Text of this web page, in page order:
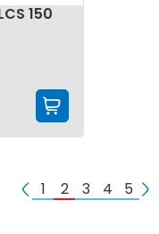
150
1 2 3 4 5